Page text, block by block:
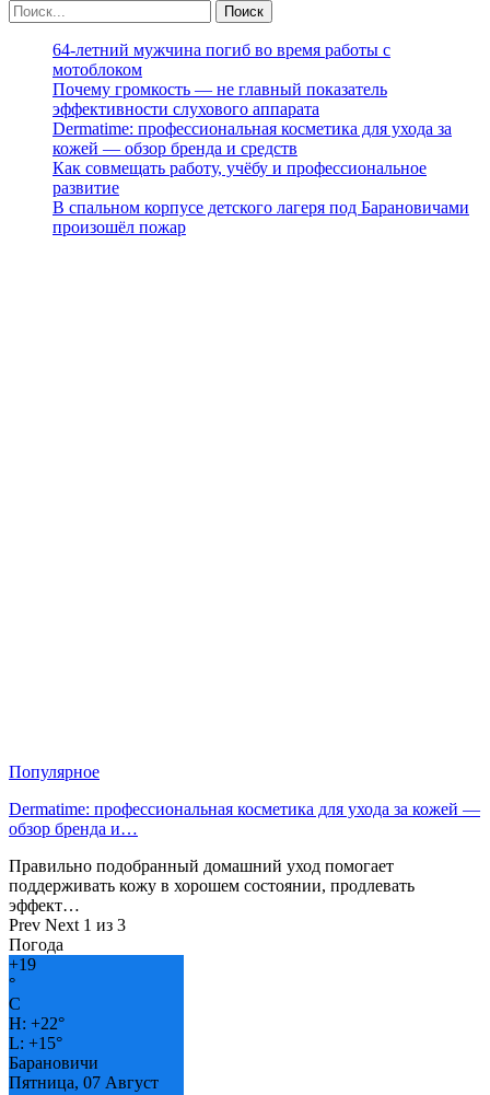
64-летний мужчина погиб во время работы с
мотоблоком
Почему громкость — не главный показатель
эффективности слухового аппарата
Dermatime: профессиональная косметика для ухода за
кожей — обзор бренда и средств
Как совмещать работу, учёбу и профессиональное
развитие
В спальном корпусе детского лагеря под Барановичами
произошёл пожар
Популярное
Dermatime: профессиональная косметика для ухода за кожей —
обзор бренда и…
Правильно подобранный домашний уход помогает
поддерживать кожу в хорошем состоянии, продлевать
эффект…
Prev Next 1 из 3
Погода
+19
°
C
H: +22°
L: +15°
Барановичи
Пятница, 07 Август